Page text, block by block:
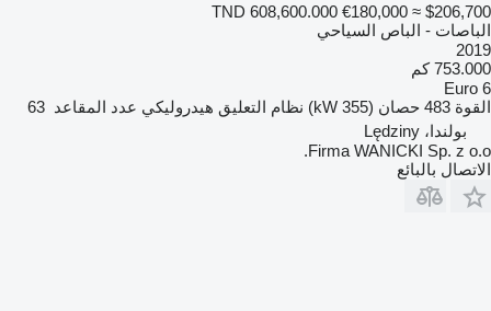
TND 608,600.000 €180,000 ≈ $206,700
الباصات - الباص السياحي
2019
753.000 كم
Euro 6
القوة 483 حصان (355 kW) نظام التعليق هيدروليكي عدد المقاعد 63
بولندا، Lędziny
Firma WANICKI Sp. z o.o.
الاتصال بالبائع